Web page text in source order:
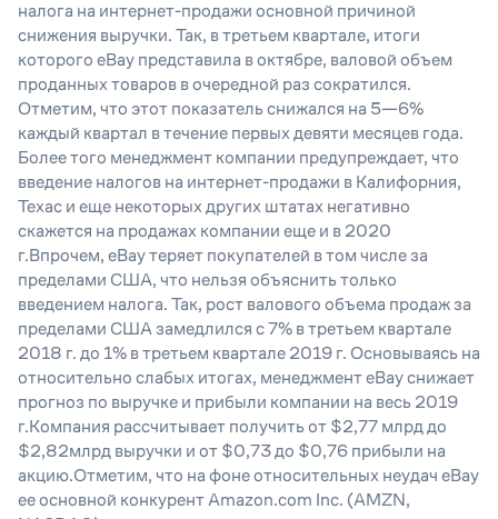
налога на интернет-продажи основной причиной
снижения выручки. Так, в третьем квартале, итоги
которого eBay представила в октябре, валовой объем
проданных товаров в очередной раз сократился.
Отметим, что этот показатель снижался на 5—6%
каждый квартал в течение первых девяти месяцев года.
Более того менеджмент компании предупреждает, что
введение налогов на интернет-продажи в Калифорния,
Техас и еще некоторых других штатах негативно
скажется на продажах компании еще и в 2020
г.Впрочем, eBay теряет покупателей в том числе за
пределами США, что нельзя объяснить только
введением налога. Так, рост валового объема продаж за
пределами США замедлился с 7% в третьем квартале
2018 г. до 1% в третьем квартале 2019 г. Основываясь на
относительно слабых итогах, менеджмент eBay снижает
прогноз по выручке и прибыли компании на весь 2019
г.Компания рассчитывает получить от $2,77 млрд до
$2,82млрд выручки и от $0,73 до $0,76 прибыли на
акцию.Отметим, что на фоне относительных неудач eBay
ее основной конкурент Amazon.com Inc. (AMZN,